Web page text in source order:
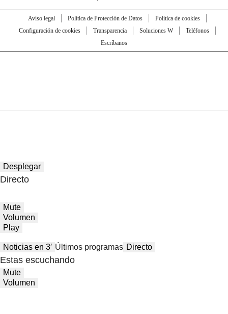
Aviso legal Política de Protección de Datos
Política de cookies
Configuración de cookies
Transparencia Soluciones W
Teléfonos
Escríbanos
Desplegar
Directo
Mute
Volumen
Play
Noticias en 3′ Últimos programas Directo
Estas escuchando
Mute
Volumen